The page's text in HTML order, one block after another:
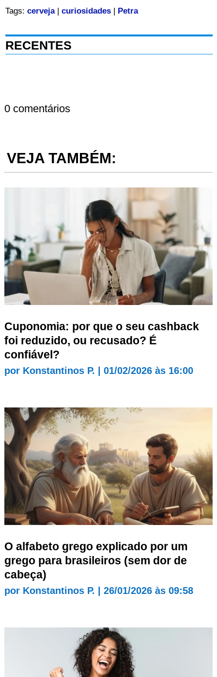
Tags: cerveja| curiosidades| Petra
RECENTES
0 comentários
VEJA TAMBÉM:
Cuponomia: por que o seu cashback
foi reduzido, ou recusado? É
confiável?
por Konstantinos P. 01/02/2026 às 16:00
O alfabeto grego explicado por um
grego para brasileiros (sem dor de
cabeça)
por Konstantinos P. 26/01/2026 às 09:58